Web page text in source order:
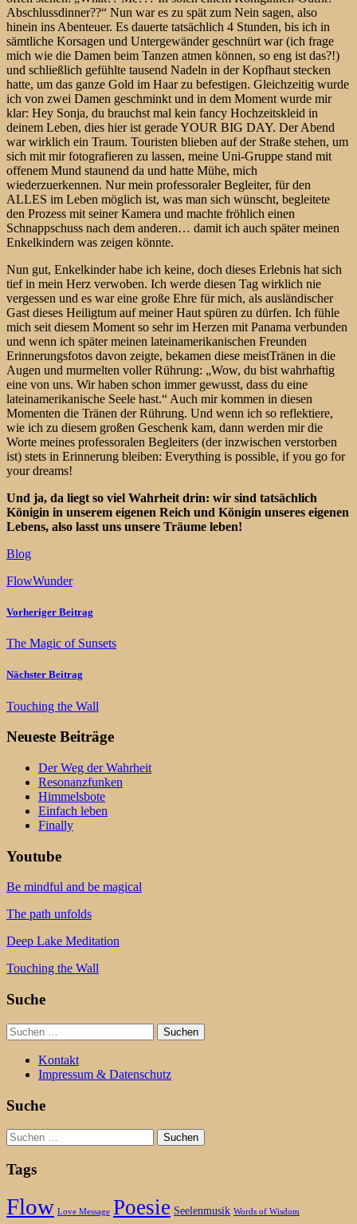
Abschlussdinner??“ Nun war es zu spät zum Nein sagen, also
hinein ins Abenteuer. Es dauerte tatsächlich 4 Stunden, bis ich in
sämtliche Korsagen und Untergewänder geschnürt war (ich frage
mich wie die Damen beim Tanzen atmen können, so eng ist das?!)
und schließlich gefühlte tausend Nadeln in der Kopfhaut stecken
hatte, um das ganze Gold im Haar zu befestigen. Gleichzeitig wurde
ich von zwei Damen geschminkt und in dem Moment wurde mir
klar: Hey Sonja, du brauchst mal kein fancy Hochzeitskleid in
deinem Leben, dies hier ist gerade YOUR BIG DAY. Der Abend
war wirklich ein Traum. Touristen blieben auf der Straße stehen, um
sich mit mir fotografieren zu lassen, meine Uni-Gruppe stand mit
offenem Mund staunend da und hatte Mühe, mich
wiederzuerkennen. Nur mein professoraler Begleiter, für den
ALLES im Leben möglich ist, was man sich wünscht, begleitete
den Prozess mit seiner Kamera und machte fröhlich einen
Schnappschuss nach dem anderen… damit ich auch später meinen
Enkelkindern was zeigen könnte.
Nun gut, Enkelkinder habe ich keine, doch dieses Erlebnis hat sich
tief in mein Herz verwoben. Ich werde diesen Tag wirklich nie
vergessen und es war eine große Ehre für mich, als ausländischer
Gast dieses Heiligtum auf meiner Haut spüren zu dürfen. Ich fühle
mich seit diesem Moment so sehr im Herzen mit Panama verbunden
und wenn ich später meinen lateinamerikanischen Freunden
Erinnerungsfotos davon zeigte, bekamen diese meistTränen in die
Augen und murmelten voller Rührung: „Wow, du bist wahrhaftig
eine von uns. Wir haben schon immer gewusst, dass du eine
lateinamerikanische Seele hast.“ Auch mir kommen in diesen
Momenten die Tränen der Rührung. Und wenn ich so reflektiere,
wie ich zu diesem großen Geschenk kam, dann werden mir die
Worte meines professoralen Begleiters (der inzwischen verstorben
ist) stets in Erinnerung bleiben: Everything is possible, if you go for
your dreams!
Und ja, da liegt so viel Wahrheit drin: wir sind tatsächlich
Königin in unserem eigenen Reich und Königin unseres eigenen
Lebens, also lasst uns unsere Träume leben!
Blog
FlowWunder
Vorheriger Beitrag
The Magic of Sunsets
Nächster Beitrag
Touching the Wall
Neueste Beiträge
Der Weg der Wahrheit
Resonanzfunken
Himmelsbote
Einfach leben
Finally
Youtube
Be mindful and be magical
The path unfolds
Deep Lake Meditation
Touching the Wall
Suche
Suchen
nach:
Kontakt
Impressum & Datenschutz
Suche
Suchen
nach:
Tags
Flow Love Message Poesie Seelenmusik Words of Wisdom